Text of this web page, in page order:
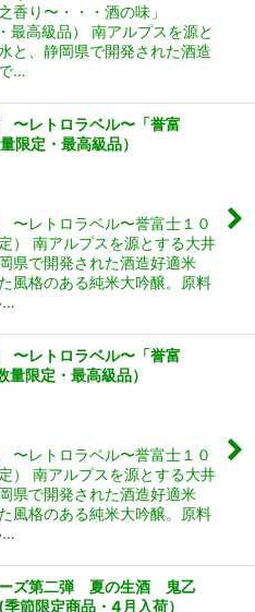
香り〜・・・酒の味」
最高級品） 南アルプスを源と
と、静岡県で開発された酒造
…
レトロラベル〜「誉富
定・最高級品）
レトロラベル〜誉富士１０
） 南アルプスを源とする大井
県で開発された酒造好適米
風格のある純米大吟醸。原料
…
レトロラベル〜「誉富
限定・最高級品）
レトロラベル〜誉富士１０
） 南アルプスを源とする大井
県で開発された酒造好適米
風格のある純米大吟醸。原料
…
ズ第二弾 夏の生酒 鬼乙
限定商品・4月入荷）